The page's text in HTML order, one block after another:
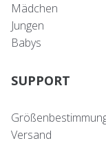
Mädchen
Jungen
Babys
SUPPORT
Versand